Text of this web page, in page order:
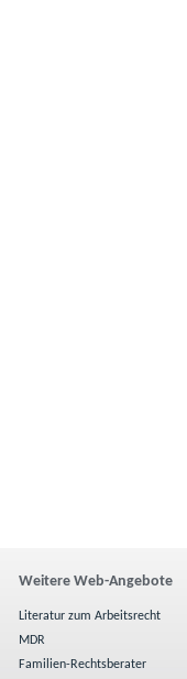
Weitere Web-Angebote
Literatur zum Arbeitsrecht
MDR
Familien-Rechtsberater